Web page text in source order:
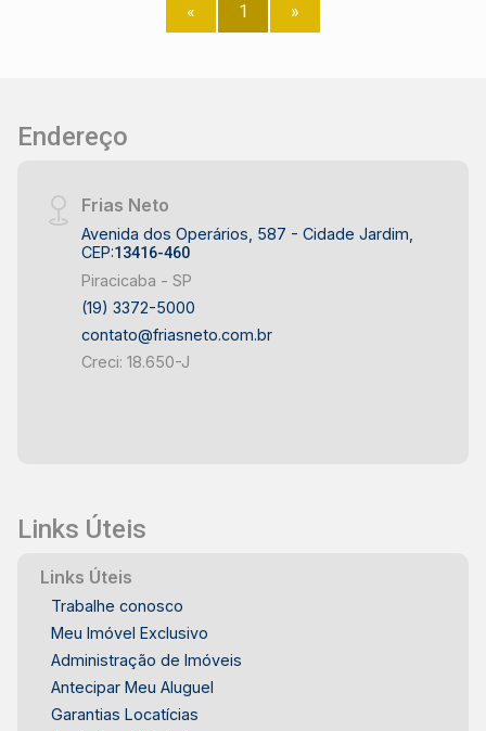
opções de transporte público. A proximidade
oportunidade! Agende uma visita
« 1 »
Endereço
Frias Neto
Avenida dos Operários, 587 - Cidade Jardim,
CEP:13416-460
Piracicaba - SP
(19) 3372-5000
contato@friasneto.com.br
Creci: 18.650-J
Links Úteis
Links Úteis
Trabalhe conosco
Meu Imóvel Exclusivo
Administração de Imóveis
Antecipar Meu Aluguel
Garantias Locatícias